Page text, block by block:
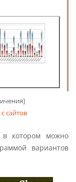
сайтов
котором можно
вариантов